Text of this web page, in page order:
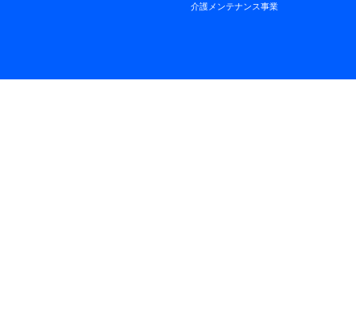
介護メンテナンス事業